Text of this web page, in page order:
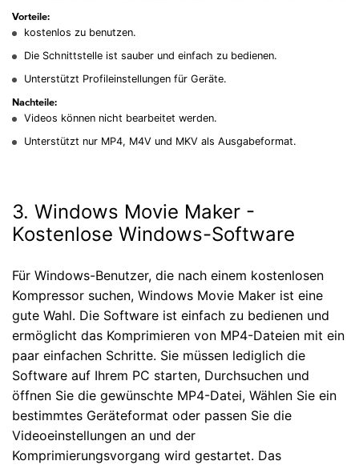
Vorteile:
kostenlos zu benutzen.
Die Schnittstelle ist sauber und einfach zu bedienen.
Unterstützt Profileinstellungen für Geräte.
Nachteile:
Videos können nicht bearbeitet werden.
Unterstützt nur MP4, M4V und MKV als Ausgabeformat.
3. Windows Movie Maker -
Kostenlose Windows-Software
Für Windows-Benutzer, die nach einem kostenlosen
Kompressor suchen, Windows Movie Maker ist eine
gute Wahl. Die Software ist einfach zu bedienen und
ermöglicht das Komprimieren von MP4-Dateien mit ein
paar einfachen Schritte. Sie müssen lediglich die
Software auf Ihrem PC starten, Durchsuchen und
öffnen Sie die gewünschte MP4-Datei, Wählen Sie ein
bestimmtes Geräteformat oder passen Sie die
Videoeinstellungen an und der
Komprimierungsvorgang wird gestartet. Das